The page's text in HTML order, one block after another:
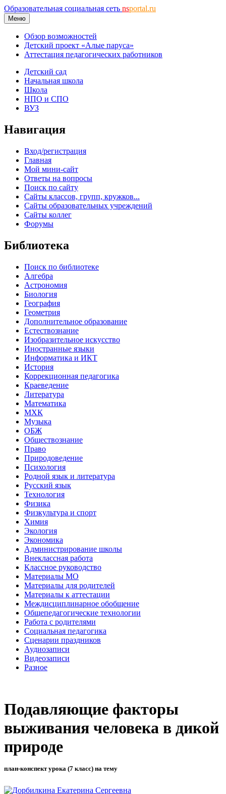
Образовательная социальная сеть nsportal.ru
Меню
Обзор возможностей
Детский проект «Алые паруса»
Аттестация педагогических работников
Детский сад
Начальная школа
Школа
НПО и СПО
ВУЗ
Навигация
Вход/регистрация
Главная
Мой мини-сайт
Ответы на вопросы
Поиск по сайту
Сайты классов, групп, кружков...
Сайты образовательных учреждений
Сайты коллег
Форумы
Библиотека
Поиск по библиотеке
Алгебра
Астрономия
Биология
География
Геометрия
Дополнительное образование
Естествознание
Изобразительное искусство
Иностранные языки
Информатика и ИКТ
История
Коррекционная педагогика
Краеведение
Литература
Математика
МХК
Музыка
ОБЖ
Обществознание
Право
Природоведение
Психология
Родной язык и литература
Русский язык
Технология
Физика
Физкультура и спорт
Химия
Экология
Экономика
Администрирование школы
Внеклассная работа
Классное руководство
Материалы МО
Материалы для родителей
Материалы к аттестации
Междисциплинарное обобщение
Общепедагогические технологии
Работа с родителями
Социальная педагогика
Сценарии праздников
Аудиозаписи
Видеозаписи
Разное
Подавляющие факторы
выживания человека в дикой
природе
план-конспект урока (7 класс) на тему